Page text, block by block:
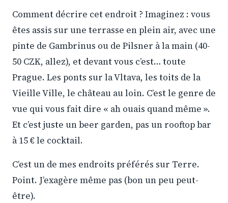
Comment décrire cet endroit ? Imaginez : vous
êtes assis sur une terrasse en plein air, avec une
pinte de Gambrinus ou de Pilsner à la main (40-
50 CZK, allez), et devant vous c’est… toute
Prague. Les ponts sur la Vltava, les toits de la
Vieille Ville, le château au loin. C’est le genre de
vue qui vous fait dire « ah ouais quand même ».
Et c’est juste un beer garden, pas un rooftop bar
à 15 € le cocktail.
C’est un de mes endroits préférés sur Terre.
Point. J’exagère même pas (bon un peu peut-
être).